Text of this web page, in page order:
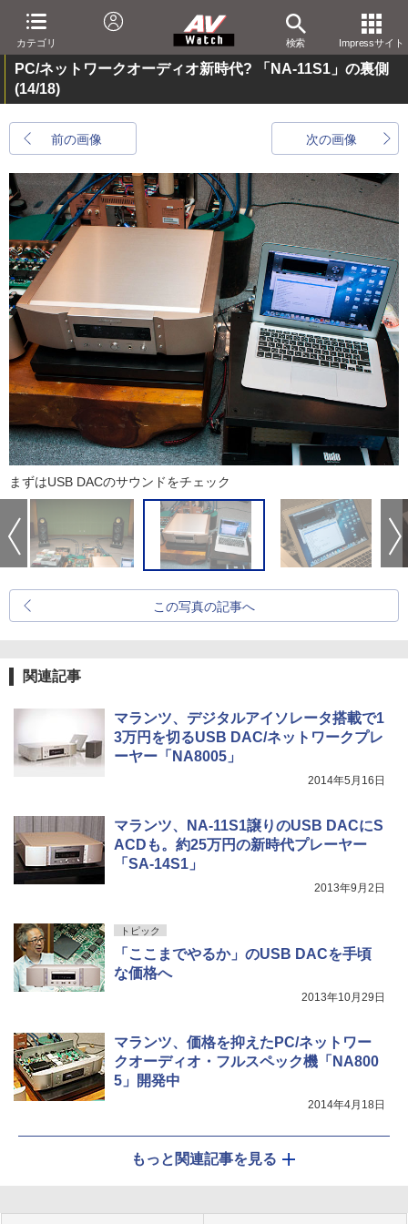
カテゴリ 検索 Impressサイト
PC/ネットワークオーディオ新時代? 「NA-11S1」の裏側
(14/18)
前の画像 次の画像
まずはUSB DACのサウンドをチェック
この写真の記事へ
関連記事
マランツ、デジタルアイソレータ搭載で1
3万円を切るUSB DAC/ネットワークプレ
ーヤー「NA8005」
2014年5月16日
マランツ、NA-11S1譲りのUSB DACにS
ACDも。約25万円の新時代プレーヤー
「SA-14S1」
2013年9月2日
トピック
「ここまでやるか」のUSB DACを手頃
な価格へ
2013年10月29日
マランツ、価格を抑えたPC/ネットワー
クオーディオ・フルスペック機「NA800
5」開発中
2014年4月18日
もっと関連記事を見る